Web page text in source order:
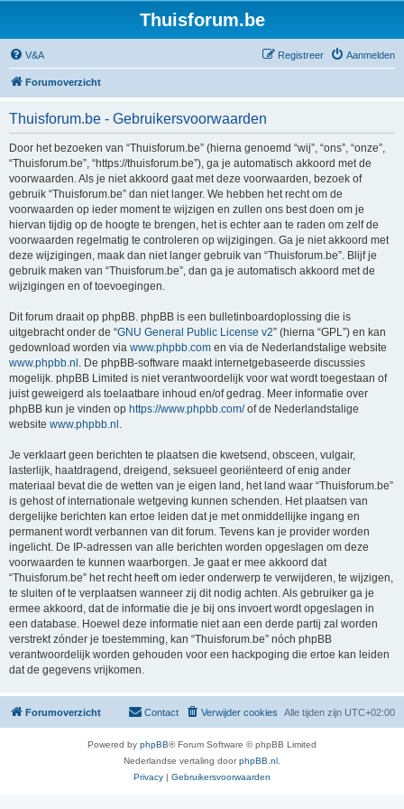
Thuisforum.be
V&A Aanmelden
Registreer
Forumoverzicht
Thuisforum.be - Gebruikersvoorwaarden
Door het bezoeken van “Thuisforum.be” (hierna genoemd “wij”, “ons”, “onze”,
“Thuisforum.be”, “https://thuisforum.be”), ga je automatisch akkoord met de
voorwaarden. Als je niet akkoord gaat met deze voorwaarden, bezoek of
gebruik “Thuisforum.be” dan niet langer. We hebben het recht om de
voorwaarden op ieder moment te wijzigen en zullen ons best doen om je
hiervan tijdig op de hoogte te brengen, het is echter aan te raden om zelf de
voorwaarden regelmatig te controleren op wijzigingen. Ga je niet akkoord met
deze wijzigingen, maak dan niet langer gebruik van “Thuisforum.be”. Blijf je
gebruik maken van “Thuisforum.be”, dan ga je automatisch akkoord met de
wijzigingen en of toevoegingen.
Dit forum draait op phpBB. phpBB is een bulletinboardoplossing die is
uitgebracht onder de “GNU General Public License v2” (hierna “GPL”) en kan
gedownload worden via www.phpbb.com en via de Nederlandstalige website
www.phpbb.nl . De phpBB-software maakt internetgebaseerde discussies
mogelijk. phpBB Limited is niet verantwoordelijk voor wat wordt toegestaan of
juist geweigerd als toelaatbare inhoud en/of gedrag. Meer informatie over
phpBB kun je vinden op https://www.phpbb.com/of de Nederlandstalige
website www.phpbb.nl .
Je verklaart geen berichten te plaatsen die kwetsend, obsceen, vulgair,
lasterlijk, haatdragend, dreigend, seksueel georiënteerd of enig ander
materiaal bevat die de wetten van je eigen land, het land waar “Thuisforum.be”
is gehost of internationale wetgeving kunnen schenden. Het plaatsen van
dergelijke berichten kan ertoe leiden dat je met onmiddellijke ingang en
permanent wordt verbannen van dit forum. Tevens kan je provider worden
ingelicht. De IP-adressen van alle berichten worden opgeslagen om deze
voorwaarden te kunnen waarborgen. Je gaat er mee akkoord dat
“Thuisforum.be” het recht heeft om ieder onderwerp te verwijderen, te wijzigen,
te sluiten of te verplaatsen wanneer zij dit nodig achten. Als gebruiker ga je
ermee akkoord, dat de informatie die je bij ons invoert wordt opgeslagen in
een database. Hoewel deze informatie niet aan een derde partij zal worden
verstrekt zónder je toestemming, kan “Thuisforum.be” nóch phpBB
verantwoordelijk worden gehouden voor een hackpoging die ertoe kan leiden
dat de gegevens vrijkomen.
Forumoverzicht Alle tijden zijn UTC+02:00
Verwijder cookies
Contact
Powered by phpBB® Forum Software © phpBB Limited
Nederlandse vertaling doorphpBB.nl
Privacy | Gebruikersvoorwaarden